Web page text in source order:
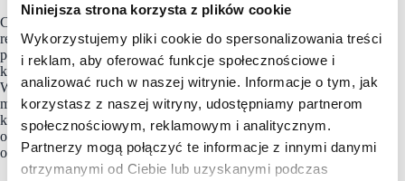
Niniejsza strona korzysta z plików cookie
Wykorzystujemy pliki cookie do spersonalizowania treści
i reklam, aby oferować funkcje społecznościowe i
analizować ruch w naszej witrynie. Informacje o tym, jak
korzystasz z naszej witryny, udostępniamy partnerom
społecznościowym, reklamowym i analitycznym.
Partnerzy mogą połączyć te informacje z innymi danymi
otrzymanymi od Ciebie lub uzyskanymi podczas
Centrum nie zwalnia tempa – niebawem debiut salonu W.Kruk,
relokacja marki Eurofirany do większego lokalu oraz znaczące
powiększenie – o ponad 160 mkw. – salonu Rossmann,
który otworzy się w nowym koncepcie. To jednak nie koniec.
W podpisie są kolejne umowy z dużymi, rozpoznawalnymi
markami oraz rozmowy z operatorem sieci siłowni,
którego wejście wazmocniłoby ofertę sportową obiektu. Plan
otwarć zakłada, że nowe sklepy będą sukcesywnie otwierane
od wiosny do jesieni 2026.